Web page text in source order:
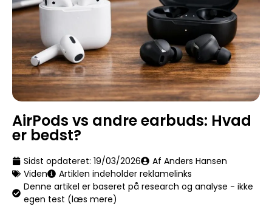
AirPods vs andre earbuds: Hvad
er bedst?
Sidst opdateret: 19/03/2026
Af Anders Hansen
Viden
Artiklen indeholder reklamelinks
Denne artikel er baseret på research og analyse - ikke
egen test (læs mere)